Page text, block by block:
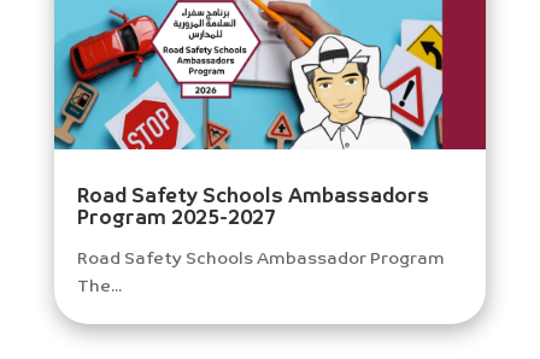
Road Safety Schools Ambassadors
Program 2025-2027
Road Safety Schools Ambassador Program
The...